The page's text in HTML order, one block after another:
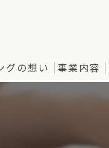
グの想い 事業内容